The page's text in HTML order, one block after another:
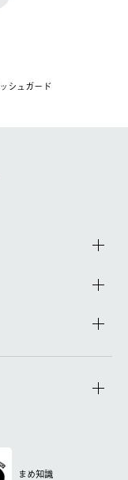
品を再注文してくだ
シュガード
まめ知識